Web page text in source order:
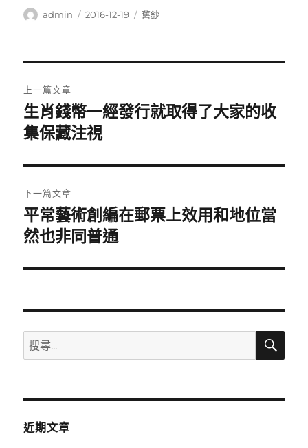
作
admin
發
2016-12-19
分
舊鈔
章
導
覽
上一篇文章
上
一
文
章:
生肖錢幣一經發行就取得了大家的收
集保藏注視
下一篇文章
下
一
文
平常藝術創編在郵票上效用和地位當
然也非同普通
搜
尋
鍵
搜
近期文章